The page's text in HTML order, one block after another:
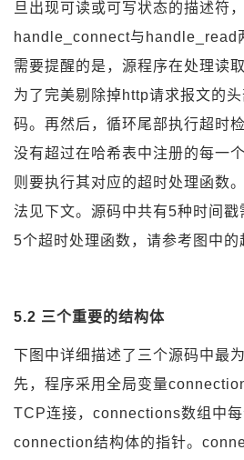
旦出现可读或可写状态的描述符
handle_connect与handle_read
需要提醒的是，源程序在处理读
为了完美剔除掉http请求报文的
码。再然后，循环尾部执行超时
没有超过在哈希表中注册的每一
则要执行其对应的超时处理函数
法见下文。源码中共有5种时间
5个超时处理函数，请参考图中的
5.2 三个重要的结构体
下图中详细描述了三个源码中最
先，程序采用全局变量
TCP连接，connections数组中
connection结构体的指针。